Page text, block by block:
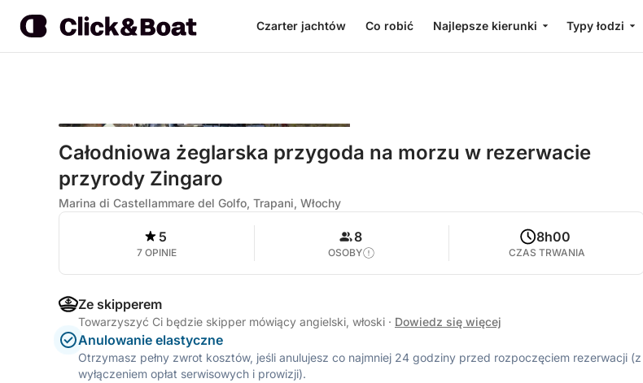
Czarter jachtów Co robić Najlepsze kierunki Typy łodzi
Całodniowa żeglarska przygoda na morzu w rezerwacie
przyrody Zingaro
Marina di Castellammare del Golfo, Trapani, Włochy
5
7 OPINIE
8
OSOBY
8h00
CZAS TRWANIA
Ze skipperem
Towarzyszyć Ci będzie skipper mówiący angielski, włoski · Dowiedz się więcej
Anulowanie elastyczne
Otrzymasz pełny zwrot kosztów, jeśli anulujesz co najmniej 24 godziny przed rozpoczęciem rezerwacji (z
wyłączeniem opłat serwisowych i prowizji).